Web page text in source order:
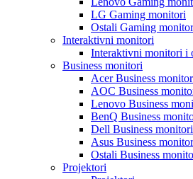
LG Gaming monitori
Ostali Gaming
Interaktivni monitori
Interaktivni monitori i
Business monitori
Acer Business
AOC Business
Lenovo Business
BenQ Business
Dell Business monitori
Asus Business
Ostali Business
Projektori